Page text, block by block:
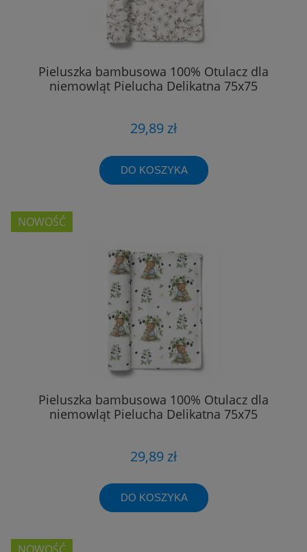
Pieluszka bambusowa 100% Otulacz dla
niemowląt Pielucha Delikatna 75x75
29,89 zł
DO KOSZYKA
Pieluszka bambusowa 100% Otulacz dla
niemowląt Pielucha Delikatna 75x75
29,89 zł
DO KOSZYKA
NOWOŚĆ